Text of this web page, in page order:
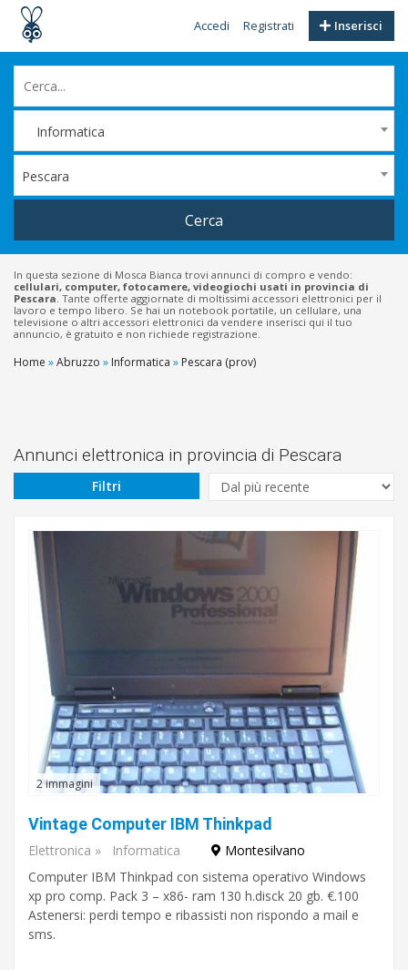
Inserisci
Accedi Registrati
Informatica
Pescara
Cerca
In questa sezione di Mosca Bianca trovi annunci di compro e vendo:
cellulari, computer, fotocamere, videogiochi usati in provincia di
Pescara. Tante offerte aggiornate di moltissimi accessori elettronici per il
lavoro e tempo libero. Se hai un notebook portatile, un cellulare, una
televisione o altri accessori elettronici da vendere inserisci qui il tuo
annuncio, è gratuito e non richiede registrazione.
€
A
€
Tipologia
Cerca
Pescara
Home »Abruzzo » Informatica » Pescara (prov)
Annunci elettronica in provincia di Pescara
Filtri
2 immagini
Vintage Computer IBM Thinkpad
Elettronica » Informatica
Montesilvano
Computer IBM Thinkpad con sistema operativo Windows
xp pro comp. Pack 3 – x86- ram 130 h.disck 20 gb. €.100
Astenersi: perdi tempo e ribassisti non rispondo a mail e
sms.